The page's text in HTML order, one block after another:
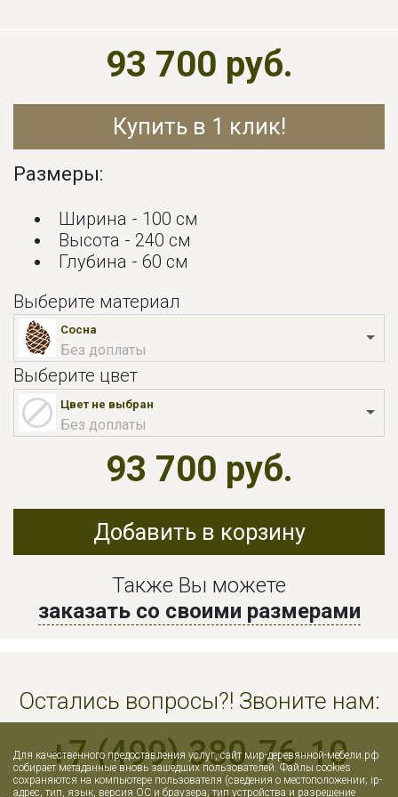
Купить в 1 клик!
93 700 руб.
Размеры:
Ширина - 100 см
Высота - 240 см
Глубина - 60 см
Выберите материал
Сосна
Без доплаты
Выберите цвет
Цвет не выбран
Без доплаты
93 700 руб.
Добавить в корзину
Также Вы можете
заказать со своими размерами
Остались вопросы?! Звоните нам:
+7 (499) 380-76-10
Для качественного предоставления услуг, сайт мир-деревянной-мебели.рф
собирает метаданные вновь зашедших пользователей. Файлы cookies
сохраняются на компьютере пользователя (сведения о местоположении; ip-
адрес; тип, язык, версия ОС и браузера; тип устройства и разрешение